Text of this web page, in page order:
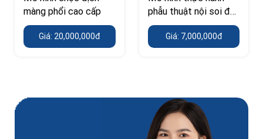
màng phổi cao cấp
Giá: 20,000,000đ
phẫu thuật nội soi đơn
giản
Giá: 7,000,000đ